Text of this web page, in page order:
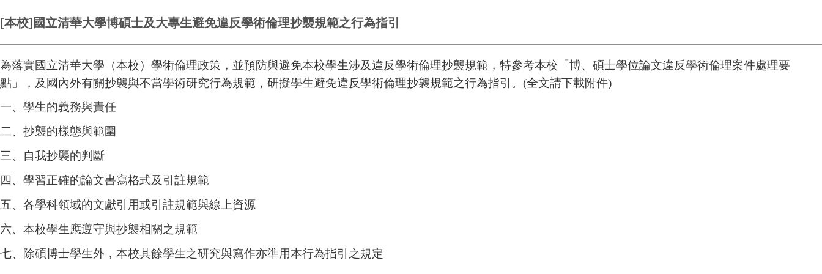
[本校]國立清華大學博碩士及大專生避免違反學術倫理抄襲規範之行為指引
為落實國立清華大學（本校）學術倫理政策，並預防與避免本校學生涉及違反學術倫理抄襲規範，特參考本校 「博、碩士學位論文違反學術倫理案件處理要
點」， 及國內外有關抄襲與不當學術研究行為規範，研擬學生避免違反學術倫理抄襲規範之行為指引。(全文請下載附件)
一、學生的義務與責任
二、 抄襲的樣態與範圍
三、 自我抄襲的判斷
四、 學習正確的論文書寫格式及引註規範
五、 各學科領域的文獻引用或引註規範與線上資源
六、本校學生應遵守與抄襲相關之規範
七、除碩博士學生外，本校其餘學生之研究與寫作亦準用本行為指引之規定